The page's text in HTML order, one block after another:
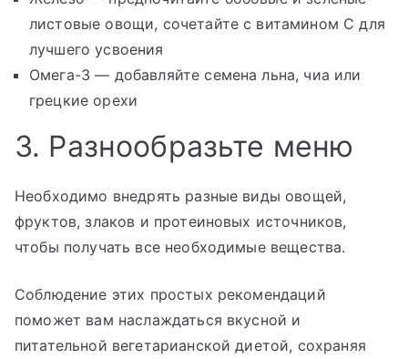
листовые овощи, сочетайте с витамином C для
лучшего усвоения
Омега-3 — добавляйте семена льна, чиа или
грецкие орехи
3. Разнообразьте меню
Необходимо внедрять разные виды овощей,
фруктов, злаков и протеиновых источников,
чтобы получать все необходимые вещества.
Соблюдение этих простых рекомендаций
поможет вам наслаждаться вкусной и
питательной вегетарианской диетой, сохраняя